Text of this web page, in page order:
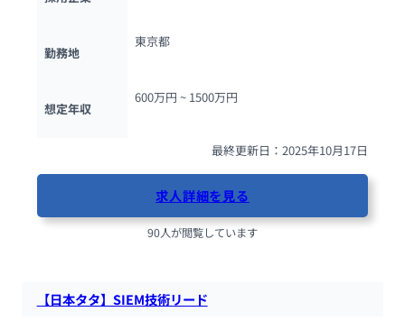
勤務地
東京都
想定年収
600万円 ~ 1500万円
最終更新日：2025年10月17日
求人詳細を見る
90人が閲覧しています
【日本タタ】SIEM技術リード